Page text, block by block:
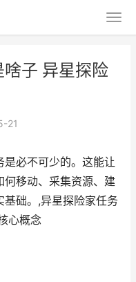
子 异星探险
21
必不可少的。这能让
移动、采集资源、建
础。,异星探险家任务
心概念